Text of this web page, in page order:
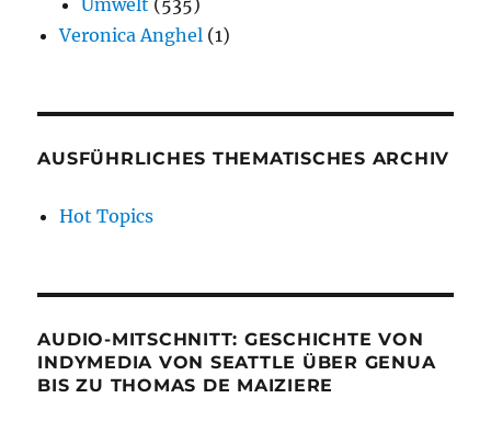
Veronica Anghel (1)
AUSFÜHRLICHES THEMATISCHES ARCHIV
Hot Topics
AUDIO-MITSCHNITT: GESCHICHTE VON
INDYMEDIA VON SEATTLE ÜBER GENUA
BIS ZU THOMAS DE MAIZIERE